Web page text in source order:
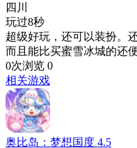
四川
玩过8秒
超级好玩，还可以装扮。
而且能比买蜜雪冰城的还
0次浏览 0
相关游戏
奥比岛：梦想国度 4.5